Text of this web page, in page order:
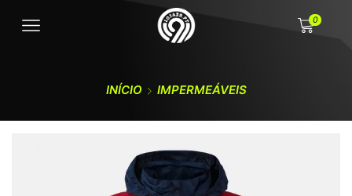
0
INÍCIO IMPERMEÁVEIS